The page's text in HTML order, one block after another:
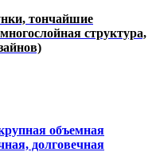
тончайшие
структура,
объемная
долговечная